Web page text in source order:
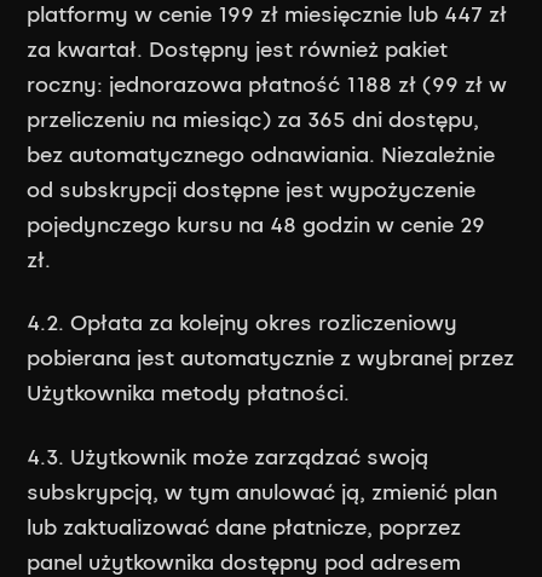
platformy w cenie 199 zł miesięcznie lub 447 zł
za kwartał. Dostępny jest również pakiet
roczny: jednorazowa płatność 1188 zł (99 zł w
przeliczeniu na miesiąc) za 365 dni dostępu,
bez automatycznego odnawiania. Niezależnie
od subskrypcji dostępne jest wypożyczenie
pojedynczego kursu na 48 godzin w cenie 29
zł.
4.2. Opłata za kolejny okres rozliczeniowy
pobierana jest automatycznie z wybranej przez
Użytkownika metody płatności.
4.3. Użytkownik może zarządzać swoją
subskrypcją, w tym anulować ją, zmienić plan
lub zaktualizować dane płatnicze, poprzez
panel użytkownika dostępny pod adresem